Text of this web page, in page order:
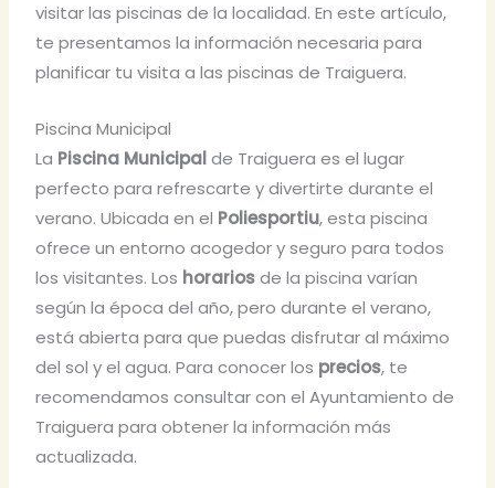
visitar las piscinas de la localidad. En este artículo,
te presentamos la información necesaria para
planificar tu visita a las piscinas de Traiguera.
Piscina Municipal
La Piscina Municipalde Traiguera es el lugar
perfecto para refrescarte y divertirte durante el
verano. Ubicada en el Poliesportiu, esta piscina
ofrece un entorno acogedor y seguro para todos
los visitantes. Los horariosde la piscina varían
según la época del año, pero durante el verano,
está abierta para que puedas disfrutar al máximo
del sol y el agua. Para conocer los precios, te
recomendamos consultar con el Ayuntamiento de
Traiguera para obtener la información más
actualizada.